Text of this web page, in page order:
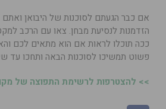
אם כבר הגעתם לסוכנות של היבואן
הזדמנות לנסיעת מבחן. צאו עם הרכב
ככה תוכלו לראות אם הוא מתאים לכם
פשוט תמשיכו לסוכנות הבאה ותחכו עד
>> להצטרפות לרשימת התפוצה של